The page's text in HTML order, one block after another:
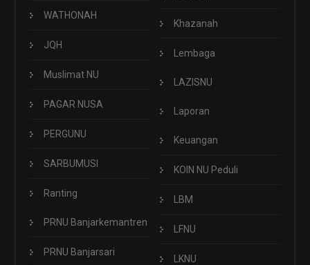
WATHONAH
JQH
Muslimat NU
PAGAR NUSA
PERGUNU
SARBUMUSI
Ranting
PRNU Banjarkemantren
PRNU Banjarsari
Khazanah
Lembaga
LAZISNU
Laporan
Keuangan
KOIN NU Peduli
LBM
LFNU
LKNU